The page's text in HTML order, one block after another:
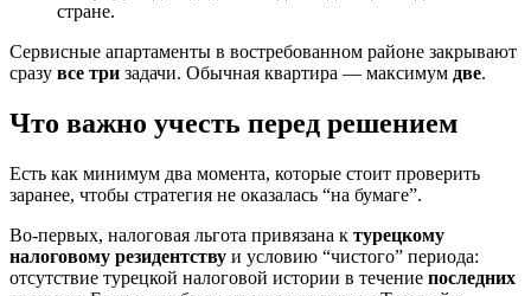
стране.
Сервисные апартаменты в востребованном районе закрывают
сразу все три задачи. Обычная квартира — максимум две.
Что важно учесть перед решением
Есть как минимум два момента, которые стоит проверить
заранее, чтобы стратегия не оказалась “на бумаге”.
Во-первых, налоговая льгота привязана к турецкому
налоговому резидентству и условию “чистого” периода:
отсутствие турецкой налоговой истории в течение последних